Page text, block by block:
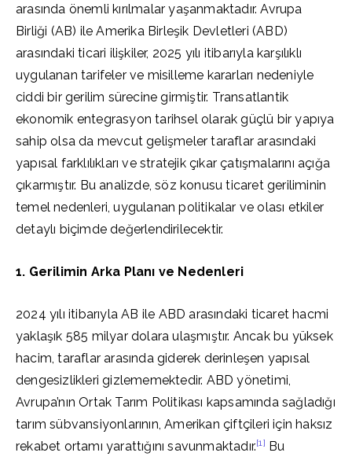
arasında önemli kırılmalar yaşanmaktadır. Avrupa
Birliği (AB) ile Amerika Birleşik Devletleri (ABD)
arasındaki ticari ilişkiler, 2025 yılı itibarıyla karşılıklı
uygulanan tarifeler ve misilleme kararları nedeniyle
ciddi bir gerilim sürecine girmiştir. Transatlantik
ekonomik entegrasyon tarihsel olarak güçlü bir yapıya
sahip olsa da mevcut gelişmeler taraflar arasındaki
yapısal farklılıkları ve stratejik çıkar çatışmalarını açığa
çıkarmıştır. Bu analizde, söz konusu ticaret geriliminin
temel nedenleri, uygulanan politikalar ve olası etkiler
detaylı biçimde değerlendirilecektir.
1. Gerilimin Arka Planı ve Nedenleri
2024 yılı itibarıyla AB ile ABD arasındaki ticaret hacmi
yaklaşık 585 milyar dolara ulaşmıştır. Ancak bu yüksek
hacim, taraflar arasında giderek derinleşen yapısal
dengesizlikleri gizlememektedir. ABD yönetimi,
Avrupa’nın Ortak Tarım Politikası kapsamında sağladığı
tarım sübvansiyonlarının, Amerikan çiftçileri için haksız
rekabet ortamı yarattığını savunmaktadır.[1] Bu